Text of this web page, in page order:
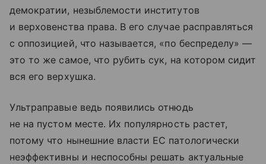
демократии, незыблемости институтов
и верховенства права. В его случае расправляться
с оппозицией, что называется, «по беспределу» —
это то же самое, что рубить сук, на котором сидит
вся его верхушка.
Ультраправые ведь появились отнюдь
не на пустом месте. Их популярность растет,
потому что нынешние власти ЕС патологически
неэффективны и неспособны решать актуальные